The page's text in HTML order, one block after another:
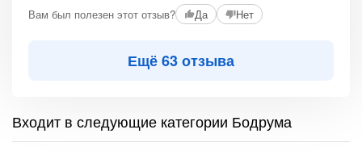
Вам был полезен этот отзыв? Да Нет
Ещё 63 отзыва
Входит в следующие категории Бодрума